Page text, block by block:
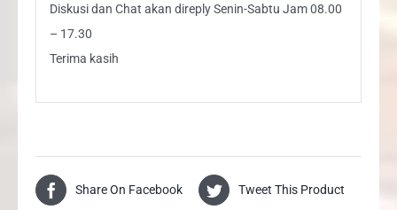
Diskusi dan Chat akan direply Senin-Sabtu Jam 08.00
– 17.30
Terima kasih
Share On Facebook Tweet This Product